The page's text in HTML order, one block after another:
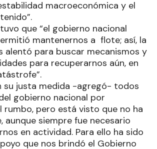
macroeconómica y el
que “el gobierno nacional
mantenernos a flote; así, la
alentó para buscar mecanismos y
para recuperarnos aún, en
su justa medida -agregó- todos
gobierno nacional por
rumbo, pero está visto que no ha
aunque siempre fue necesario
en actividad. Para ello ha sido
que nos brindó el Gobierno